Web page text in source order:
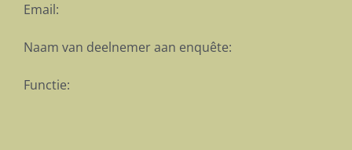
Email:
Naam van deelnemer aan enquête:
Functie: